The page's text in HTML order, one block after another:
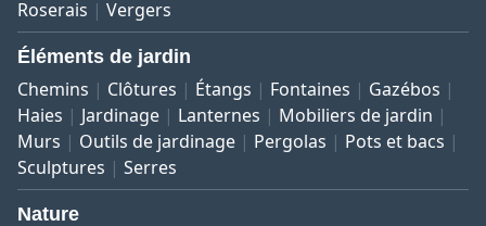
Roserais
Vergers
Éléments de jardin
Chemins Clôtures Étangs Fontaines
Gazébos
Haies
Jardinage Lanternes
Mobiliers de jardin
Murs
Outils de jardinage Pergolas
Pots et bacs
Sculptures
Serres
Nature